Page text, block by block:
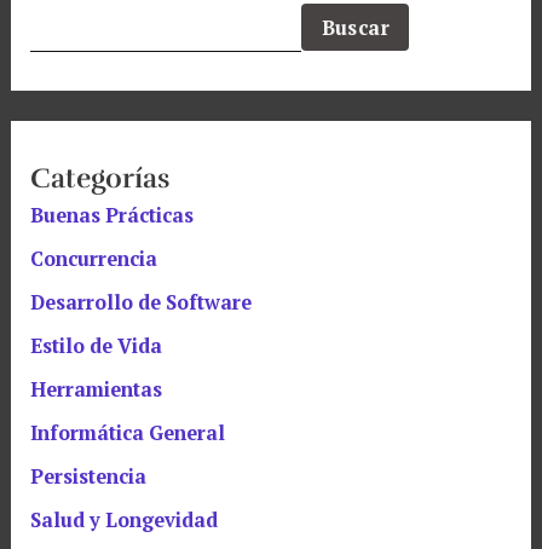
Buscar
Categorías
Buenas Prácticas
Concurrencia
Desarrollo de Software
Estilo de Vida
Herramientas
Informática General
Persistencia
Salud y Longevidad